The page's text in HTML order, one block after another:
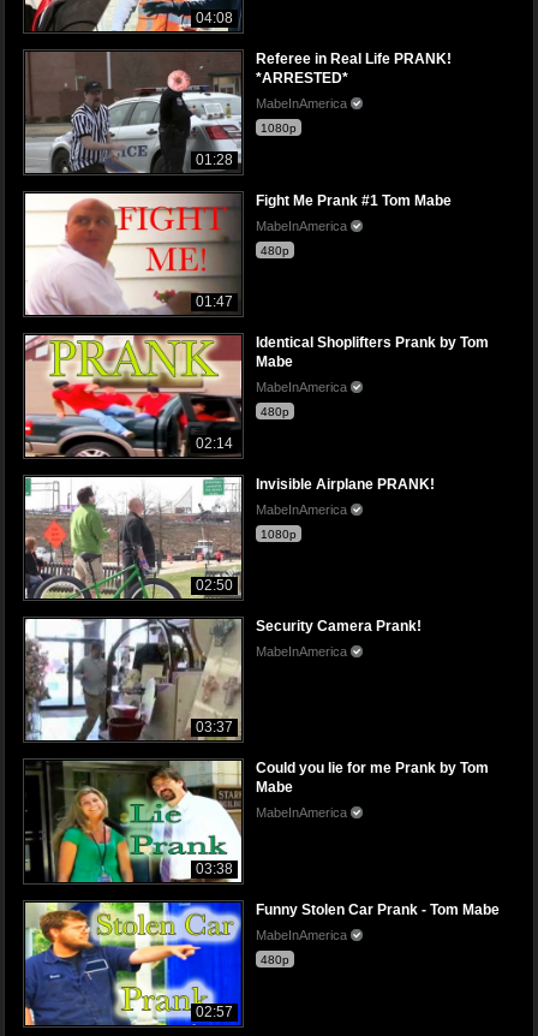
04:08
01:28
Referee in Real Life PRANK!
*ARRESTED*
MabeInAmerica
1080p
01:47
Fight Me Prank #1 Tom Mabe
MabeInAmerica
480p
02:14
Identical Shoplifters Prank by Tom
Mabe
MabeInAmerica
480p
02:50
Invisible Airplane PRANK!
MabeInAmerica
1080p
03:37
Security Camera Prank!
MabeInAmerica
03:38
Could you lie for me Prank by Tom
Mabe
MabeInAmerica
02:57
Funny Stolen Car Prank - Tom Mabe
MabeInAmerica
480p